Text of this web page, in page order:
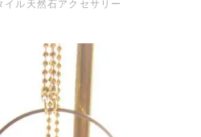
イル天然石アクセサリー